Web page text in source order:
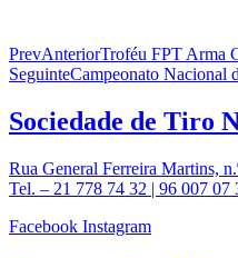
PrevAnteriorTroféu FPT Arma
SeguinteCampeonato Nacional
Sociedade de Tiro
Rua General Ferreira Martins,
Tel. – 21 778 74 32 | 96 007 07
Facebook Instagram